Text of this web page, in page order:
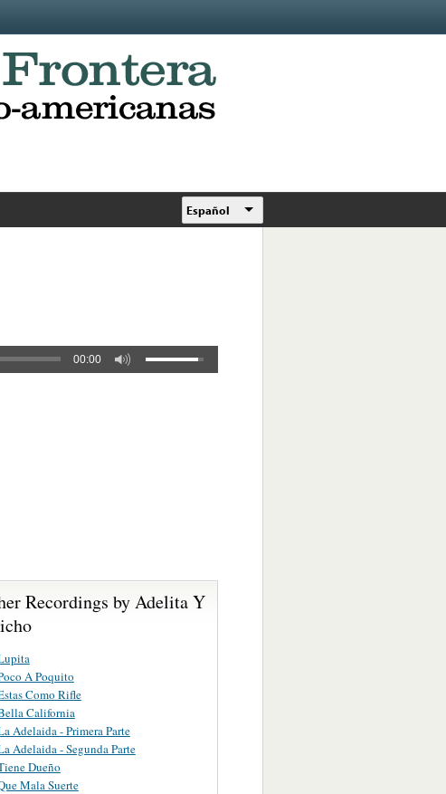
Español
00:00
Recordings by Adelita Y
A Poquito
Como Rifle
California
Adelaida - Primera Parte
Adelaida - Segunda Parte
Dueño
Mala Suerte